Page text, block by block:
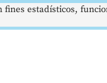
estadísticos,